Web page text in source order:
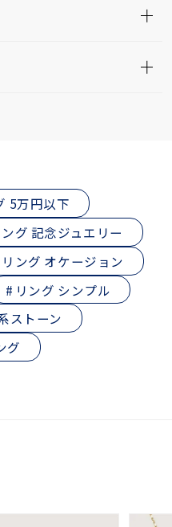
5万円以下
ング 記念ジュエリー
リング オケージョン
リング シンプル
ストーン
グ